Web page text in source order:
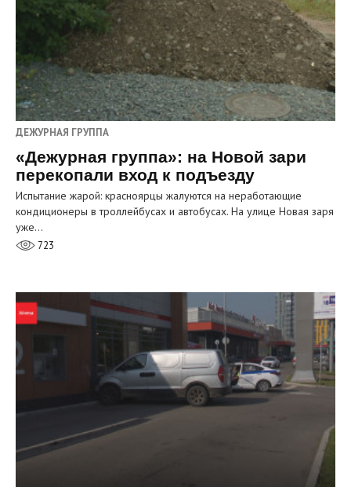
ДЕЖУРНАЯ ГРУППА
«Дежурная группа»: на Новой зари
перекопали вход к подъезду
Испытание жарой: красноярцы жалуются на неработающие
кондиционеры в троллейбусах и автобусах. На улице Новая заря
уже…
723